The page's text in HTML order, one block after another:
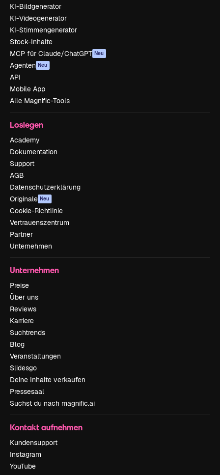
KI-Bildgenerator
KI-Videogenerator
KI-Stimmengenerator
Stock-Inhalte
MCP für Claude/ChatGPT Neu
Agenten Neu
API
Mobile App
Alle Magnific-Tools
Loslegen
Academy
Dokumentation
Support
AGB
Datenschutzerklärung
Originale Neu
Cookie-Richtlinie
Vertrauenszentrum
Partner
Unternehmen
Unternehmen
Preise
Über uns
Reviews
Karriere
Suchtrends
Blog
Veranstaltungen
Slidesgo
Deine Inhalte verkaufen
Pressesaal
Suchst du nach magnific.ai
Kontakt aufnehmen
Kundensupport
Instagram
YouTube